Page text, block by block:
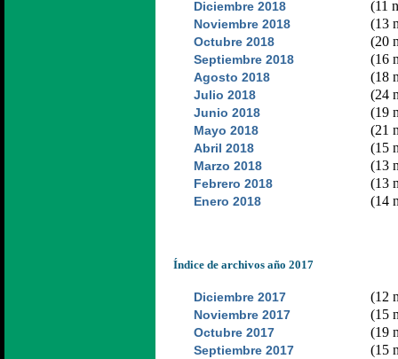
Diciembre 2018 (11
Noviembre 2018 (13
Octubre 2018 (20
Septiembre 2018 (16
Agosto 2018 (18
Julio 2018 (24
Junio 2018 (19
Mayo 2018 (21
Abril 2018 (15
Marzo 2018 (13
Febrero 2018 (13
Enero 2018 (14
Índice de archivos año 2017
Diciembre 2017 (12
Noviembre 2017 (15
Octubre 2017 (19
Septiembre 2017 (15